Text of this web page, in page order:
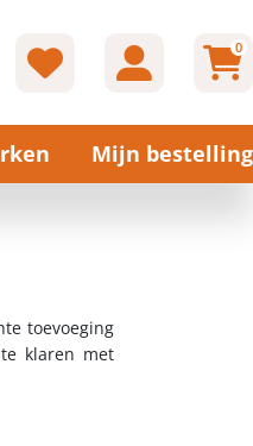
0
Mijn bestelling
toevoeging
klaren met